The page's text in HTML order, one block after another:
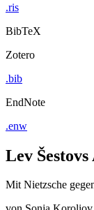
.ris
BibTeX
Zotero
.bib
EndNote
.enw
Lev
Mit Nietzsche